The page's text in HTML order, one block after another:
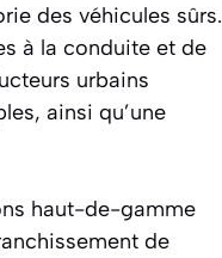
des véhicules sûrs.
à la conduite et de
urbains
ainsi qu’une
haut-de-gamme
de